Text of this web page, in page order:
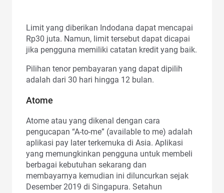
Limit yang diberikan Indodana dapat mencapai
Rp30 juta. Namun, limit tersebut dapat dicapai
jika pengguna memiliki catatan kredit yang baik.
Pilihan tenor pembayaran yang dapat dipilih
adalah dari 30 hari hingga 12 bulan.
Atome
Atome atau yang dikenal dengan cara
pengucapan “A-to-me” (available to me) adalah
aplikasi pay later terkemuka di Asia. Aplikasi
yang memungkinkan pengguna untuk membeli
berbagai kebutuhan sekarang dan
membayarnya kemudian ini diluncurkan sejak
Desember 2019 di Singapura. Setahun